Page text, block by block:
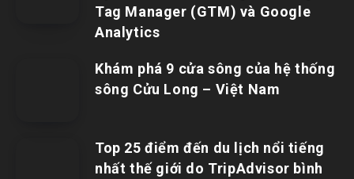
Tag Manager (GTM) và Google
Analytics
Khám phá 9 cửa sông của hệ thống
sông Cửu Long – Việt Nam
Top 25 điểm đến du lịch nổi tiếng
nhất thế giới do TripAdvisor bình